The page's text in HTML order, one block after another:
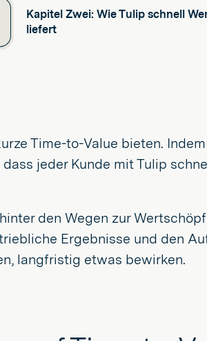
Kapitel Zwei: Wie Tulip schnell
liefert
Time-to-Value bieten.
jeder Kunde mit Tulip
den Wegen zur
Ergebnisse und den
langfristig etwas bewirken.